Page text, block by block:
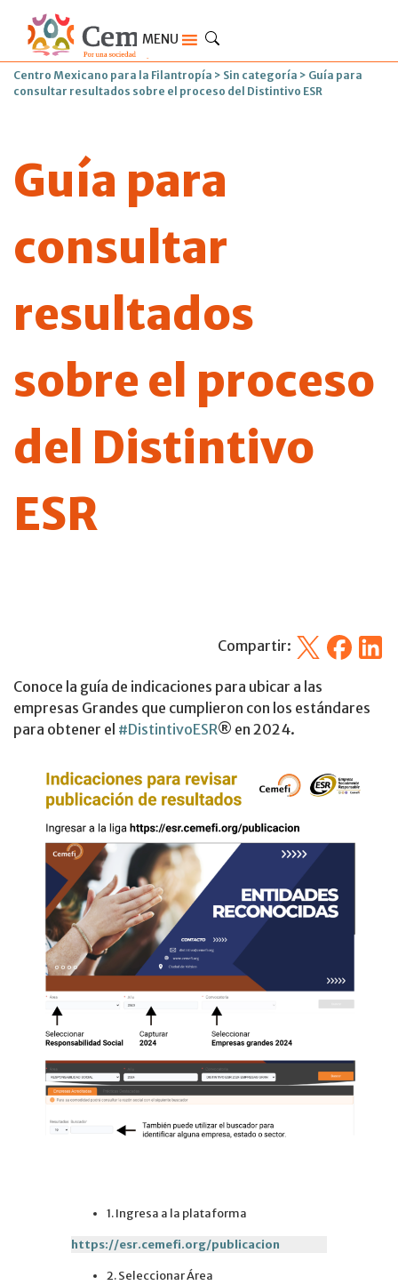
MENU
Centro Mexicano para la Filantropía > Sin categoría > Guía para
consultar resultados sobre el proceso del Distintivo ESR
Guía para
consultar
resultados
sobre el proceso
del Distintivo
ESR
Compartir: X Facebook
Conoce la guía de indicaciones para ubicar a las
empresas Grandes que cumplieron con los estándares
para obtener el #DistintivoESR® en 2024.
1. Ingresa a la plataforma
https://esr.cemefi.org/publicacion
2. Seleccionar Área